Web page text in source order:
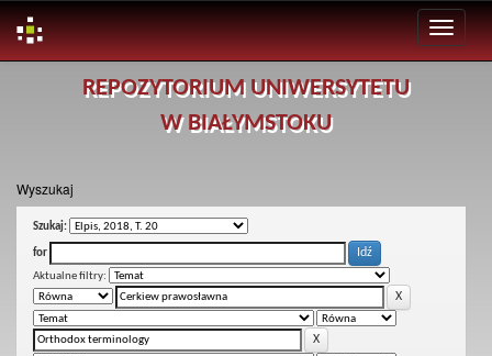
REPOZYTORIUM UNIWERSYTETU
W BIAŁYMSTOKU
Wyszukaj
Szukaj:
for
Aktualne filtry: